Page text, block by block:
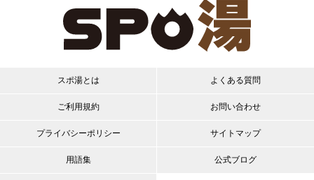
スポ湯とは
ご利用規約
プライバシーポリシー
用語集
よくある質問
お問い合わせ
サイトマップ
公式ブログ